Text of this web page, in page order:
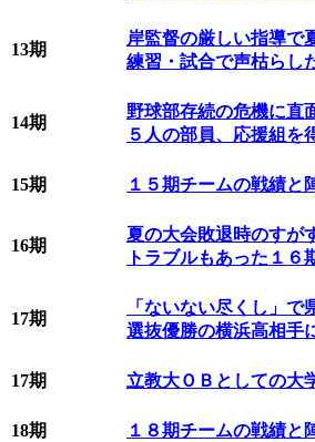
13期
岸監督の厳しい指導で
練習・試合で声枯らし
14期
野球部存続の危機に直
５人の部員、応援組を
15期 １５期チームの戦績と
16期
夏の大会敗退時のすが
トラブルもあった１６
17期
「ないない尽くし」で
選抜優勝の横浜高相手
17期 立教大ＯＢとしての大
18期 １８期チームの戦績と